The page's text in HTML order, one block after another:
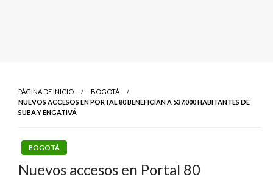
PÁGINA DE INICIO
BOGOTÁ
NUEVOS ACCESOS EN PORTAL 80 BENEFICIAN A 537.000 HABITANTES DE
SUBA Y ENGATIVÁ
BOGOTÁ
Nuevos accesos en Portal 80